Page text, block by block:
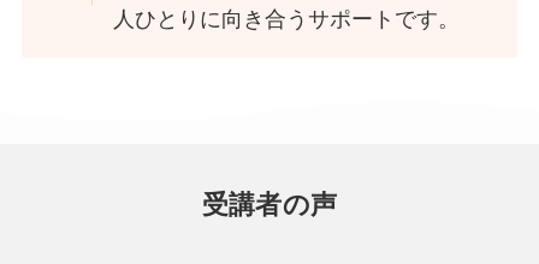
人ひとりに向き合うサポートです。
受講者の声